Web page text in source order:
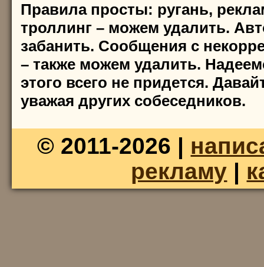
Правила просты: ругань,
троллинг – можем удалить.
забанить. Сообщения с
– также можем удалить.
этого всего не придется.
уважая других собеседников.
© 2011-2026 |
рекламу |